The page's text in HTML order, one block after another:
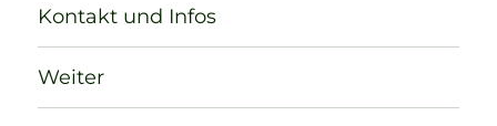
Kontakt und Infos
Weiter